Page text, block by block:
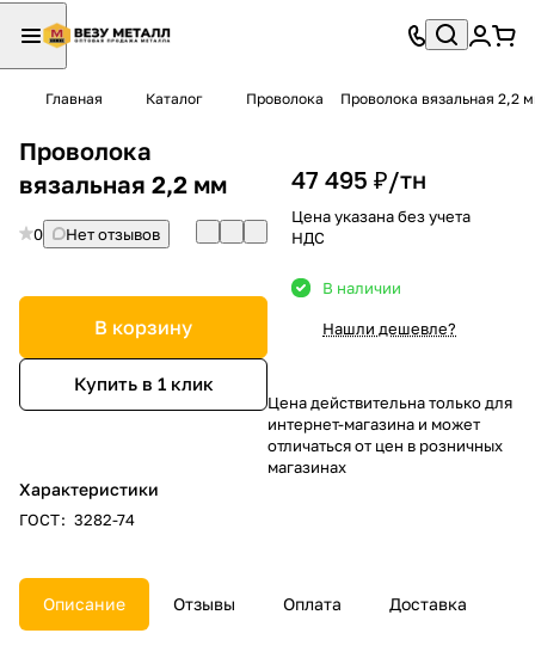
Главная Каталог Проволока Проволока вязальная 2,2
Проволока
вязальная 2,2 мм
0 Нет отзывов
В корзину
Купить в 1 клик
Характеристики
ГОСТ: 3282-74
47 495 ₽/тн
Цена указана без учета
НДС
В наличии
Нашли дешевле?
Цена действительна только для
интернет-магазина и может
отличаться от цен в розничных
магазинах
Описание Отзывы Оплата Доставка